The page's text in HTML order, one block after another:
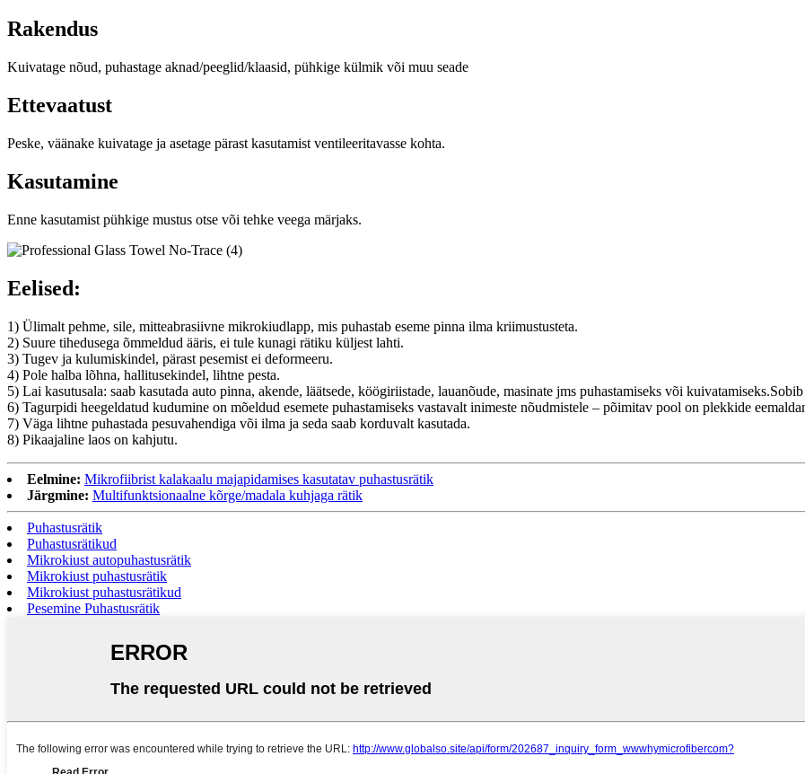
Rakendus
Kuivatage nõud, puhastage aknad/peeglid/klaasid, pühkige külmik või muu seade
Ettevaatust
Peske, väänake kuivatage ja asetage pärast kasutamist ventileeritavasse kohta.
Kasutamine
Enne kasutamist pühkige mustus otse või tehke veega märjaks.
Eelised:
1) Ülimalt pehme, sile, mitteabrasiivne mikrokiudlapp, mis puhastab eseme pinna ilma kriimustusteta.
2) Suure tihedusega õmmeldud ääris, ei tule kunagi rätiku küljest lahti.
3) Tugev ja kulumiskindel, pärast pesemist ei deformeeru.
4) Pole halba lõhna, hallitusekindel, lihtne pesta.
5) Lai kasutusala: saab kasutada auto pinna, akende, läätsede, köögiriistade, lauanõude, masinate jms puhastamiseks või
6) Tagurpidi heegeldatud kudumine on mõeldud esemete puhastamiseks vastavalt inimeste nõudmistele – põimitav pool on plekkide
7) Väga lihtne puhastada pesuvahendiga või ilma ja seda saab korduvalt kasutada.
8) Pikaajaline laos on kahjutu.
Eelmine: Mikrofiibrist kalakaalu majapidamises kasutatav puhastusrätik
Järgmine: Multifunktsionaalne kõrge/madala kuhjaga rätik
Puhastusrätik
Puhastusrätikud
Mikrokiust autopuhastusrätik
Mikrokiust puhastusrätik
Mikrokiust puhastusrätikud
Pesemine Puhastusrätik